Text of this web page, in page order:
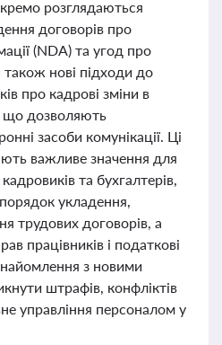
розглядаються
договорів про
(NDA) та угод про
нові підходи до
про кадрові зміни в
що дозволяють
засоби комунікації. Ці
важливе значення для
та бухгалтерів,
укладення,
трудових договорів, а
працівників і податкові
з новими
штрафів, конфліктів
управління персоналом у